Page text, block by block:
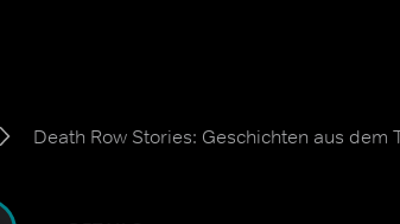
Death Row Stories: Geschichten aus dem